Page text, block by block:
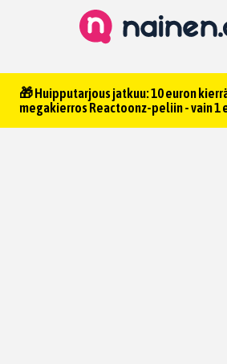
🎁 Huipputarjous jatkuu: 10 euron
megakierros Reactoonz-peliin - vain 1